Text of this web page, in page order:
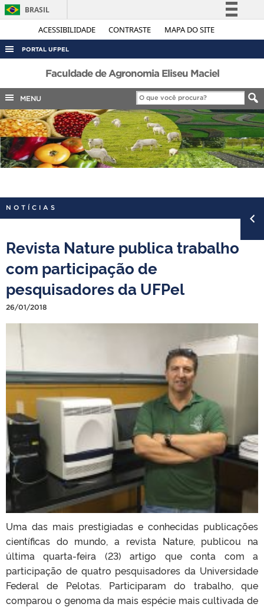
ACESSIBILIDADE CONTRASTE MAPA DO SITE
BRASIL
Simplifique!
Legislação
Canais
PORTAL UFPEL
ACESSO À INFORMAÇÃO
AUDITORIA
COBALTO
CONCURSOS
EDITAIS
INTERNACIONAL
PORTARIAS
Faculdade de Agronomia Eliseu Maciel
MENU
NOTÍCIAS
Revista Nature publica trabalho
com participação de
pesquisadores da UFPel
26/01/2018
Uma das mais prestigiadas e conhecidas publicações
científicas do mundo, a revista Nature, publicou na
última quarta-feira (23) artigo que conta com a
participação de quatro pesquisadores da Universidade
Federal de Pelotas. Participaram do trabalho, que
comparou o genoma da mais espécie mais cultivada de